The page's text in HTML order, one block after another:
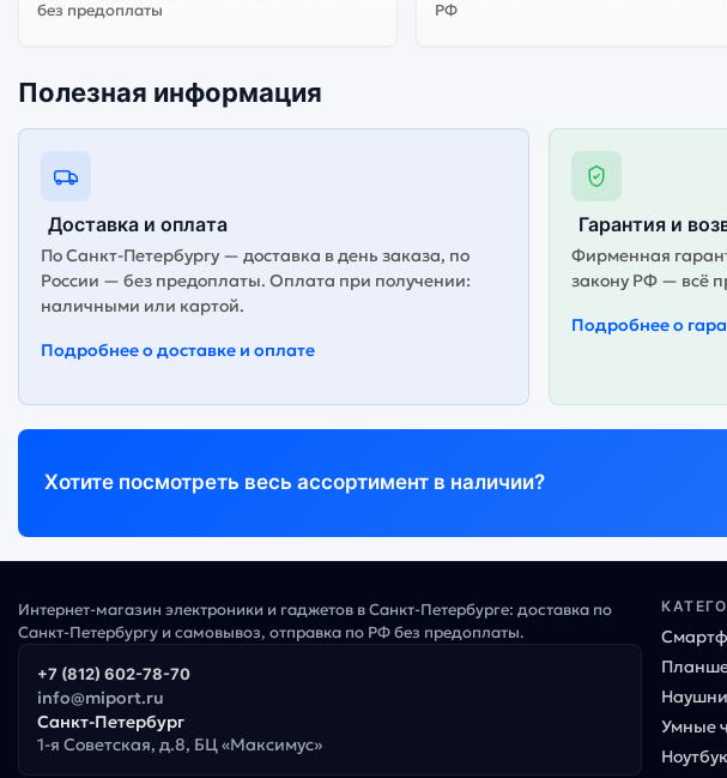
без предоплаты
РФ
Полезная информация
Доставка и оплата
По Санкт-Петербургу — доставка в день заказа, по
России — без предоплаты. Оплата при получении:
наличными или картой.
Подробнее о доставке и оплате
Гарантия и
Фирменная
закону РФ — всё
Подробнее о
Хотите посмотреть весь ассортимент в наличии?
Интернет-магазин электроники и гаджетов в Санкт-Петербурге: доставка по
Санкт-Петербургу и самовывоз, отправка по РФ без предоплаты.
+7 (812) 602-78-70
info@miport.ru
Санкт-Петербург
1-я Советская, д.8, БЦ «Максимус»
Умные